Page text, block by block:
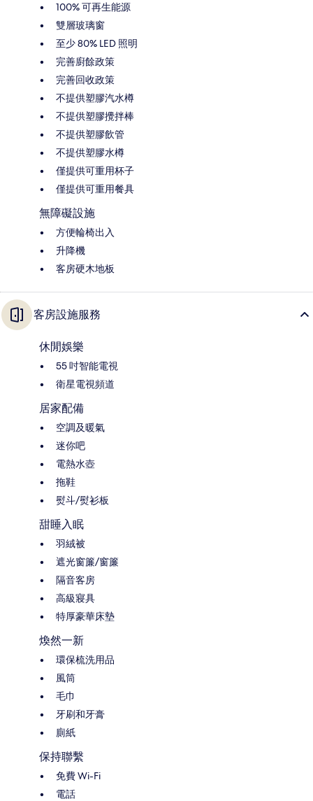
100% 可再生能源
雙層玻璃窗
至少 80% LED 照明
完善廚餘政策
完善回收政策
不提供塑膠汽水樽
不提供塑膠攪拌棒
不提供塑膠飲管
不提供塑膠水樽
僅提供可重用杯子
僅提供可重用餐具
無障礙設施
方便輪椅出入
升降機
客房硬木地板
客房設施服務
休閒娛樂
55 吋智能電視
衛星電視頻道
居家配備
空調及暖氣
迷你吧
電熱水壺
拖鞋
熨斗/熨衫板
甜睡入眠
羽絨被
遮光窗簾/窗簾
隔音客房
高級寢具
特厚豪華床墊
煥然一新
環保梳洗用品
風筒
毛巾
牙刷和牙膏
廁紙
保持聯繫
免費 Wi-Fi
電話